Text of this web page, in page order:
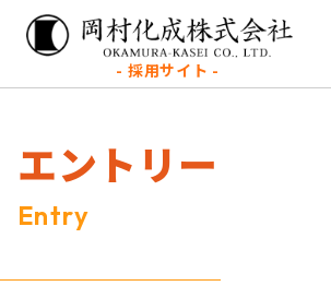
- 採用サイト -
エントリー
Entry